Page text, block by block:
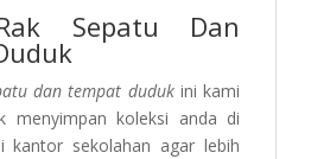
Sepatu Dan
dan tempat duduk ini kami
menyimpan koleksi anda di
kantor sekolahan agar lebih